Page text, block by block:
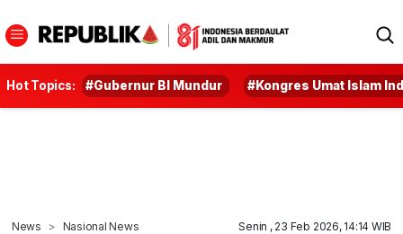
Hot Topics: #Gubernur BI Mundur #Kongres Umat Islam
News Nasional News Senin , 23 Feb 2026, 14:14 WIB